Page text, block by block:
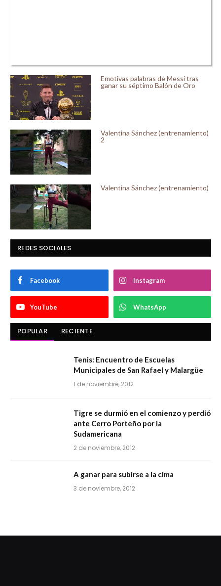
Emotivas palabras de Messi tras
ganar su séptimo Balón de Oro
Valentina Sánchez (entrenamiento)
2
Valentina Sánchez (entrenamiento)
REDES SOCIALES
Facebook Instagram
YouTube WhatsApp
POPULAR RECIENTE
Tenis: Encuentro de Escuelas
Municipales de San Rafael y Malargüe
1 de noviembre, 2012
Tigre se durmió en el comienzo y perdió
ante Cerro Porteño por la
Sudamericana
2 de noviembre, 2012
A ganar para subirse a la cima
3 de noviembre, 2012